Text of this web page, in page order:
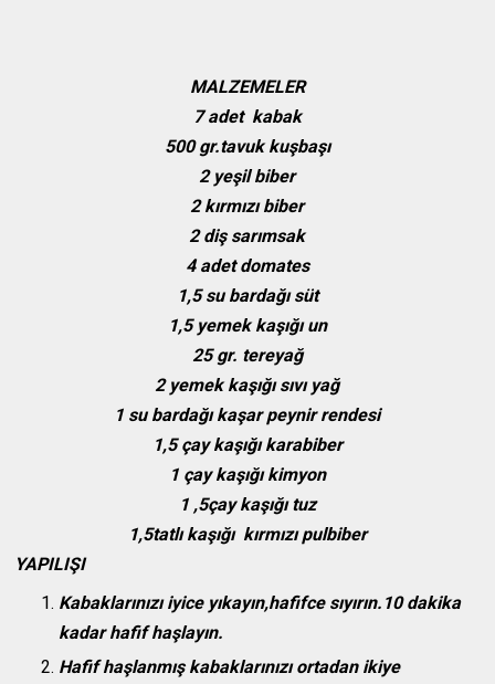
MALZEMELER
7 adet kabak
500 gr.tavuk kuşbaşı
2 yeşil biber
2 kırmızı biber
2 diş sarımsak
4 adet domates
1,5 su bardağı süt
1,5 yemek kaşığı un
25 gr. tereyağ
2 yemek kaşığı sıvı yağ
1 su bardağı kaşar peynir rendesi
1,5 çay kaşığı karabiber
1 çay kaşığı kimyon
1 ,5çay kaşığı tuz
1,5tatlı kaşığı kırmızı pulbiber
YAPILIŞI
Kabaklarınızı iyice yıkayın,hafifce sıyırın.10 dakika
kadar hafif haşlayın.
Hafif haşlanmış kabaklarınızı ortadan ikiye